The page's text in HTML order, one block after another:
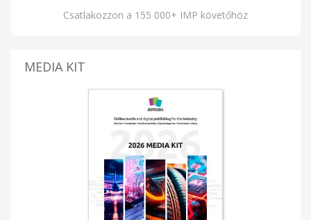
Csatlakozzon a 155 000+ IMP követőhöz
MEDIA KIT